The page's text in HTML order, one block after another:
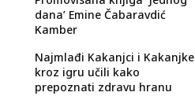
dana’ Emine Čabaravdić
Kamber
Najmlađi Kakanjci i Kakanjke
kroz igru učili kako
prepoznati zdravu hranu